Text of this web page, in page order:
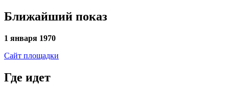
Ближайший показ
1 января 1970
Сайт площадки
Где идет